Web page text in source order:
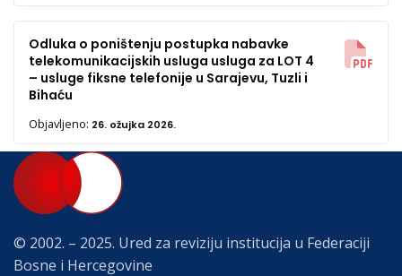
Odluka o poništenju postupka nabavke
telekomunikacijskih usluga usluga za LOT 4
– usluge fiksne telefonije u Sarajevu, Tuzli i
Bihaću
Objavljeno: 26. ožujka 2026.
© 2002. – 2025. Ured za reviziju institucija u Federaciji
Bosne i Hercegovine